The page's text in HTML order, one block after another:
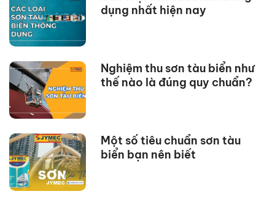
dụng nhất hiện nay
Nghiệm thu sơn tàu biển như
thế nào là đúng quy chuẩn?
Một số tiêu chuẩn sơn tàu
biển bạn nên biết